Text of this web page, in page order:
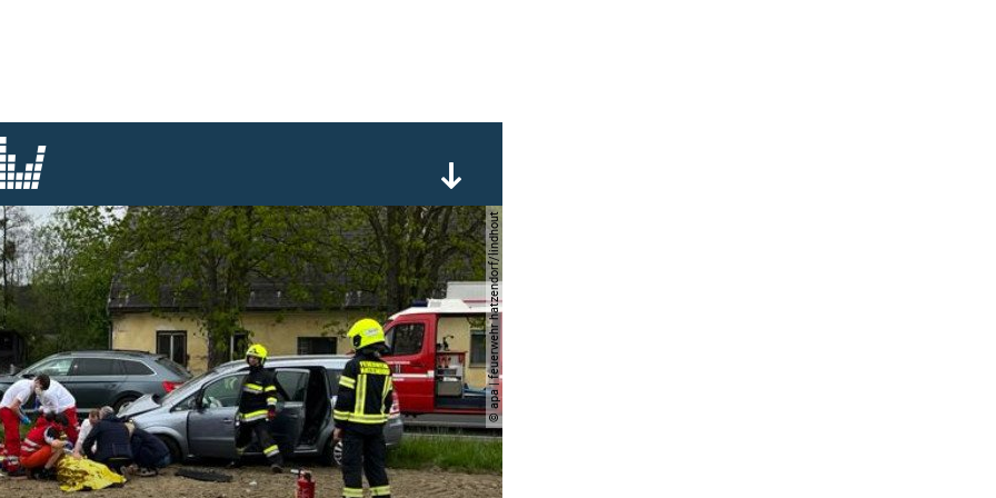
© apa | feuerwehr hatzendorf/lindhout